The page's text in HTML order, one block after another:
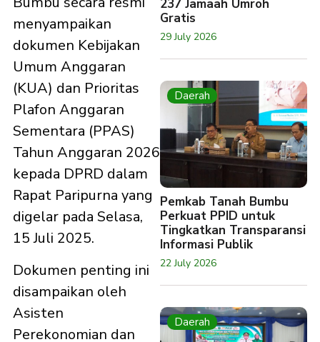
menyampaikan
dokumen Kebijakan
Umum Anggaran
(KUA) dan Prioritas
Plafon Anggaran
Sementara (PPAS)
Tahun Anggaran 2026
kepada DPRD dalam
Rapat Paripurna yang
digelar pada Selasa,
15 Juli 2025.
Dokumen penting ini
disampaikan oleh
Asisten
Perekonomian dan
237 Jamaah Umroh
Gratis
29 July 2026
Daerah
Pemkab Tanah Bumbu
Perkuat PPID untuk
Tingkatkan Transparansi
Informasi Publik
22 July 2026
Daerah